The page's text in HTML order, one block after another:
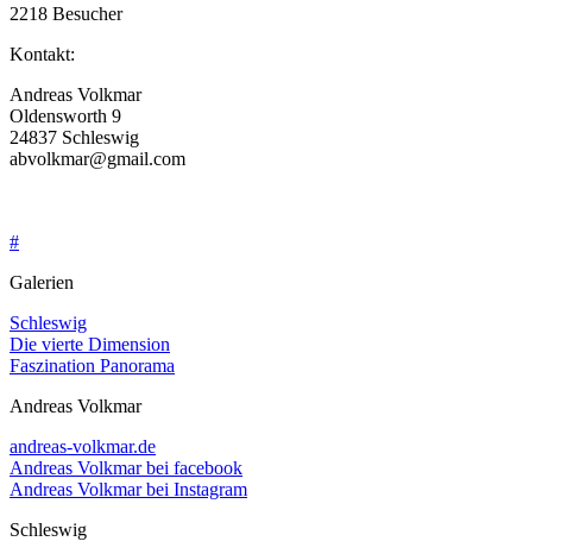
2218 Besucher
Kontakt:
Andreas Volkmar
Oldensworth 9
24837 Schleswig
abvolkmar@gmail.com
#
Galerien
Schleswig
Die vierte Dimension
Faszination Panorama
Andreas Volkmar
andreas-volkmar.de
Andreas Volkmar bei facebook
Andreas Volkmar bei Instagram
Schleswig